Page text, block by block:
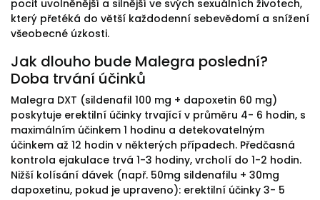
pocit uvolněnější a silnější ve svých sexuálních životech,
který přetéká do větší každodenní sebevědomí a snížení
všeobecné úzkosti.
Jak dlouho bude Malegra poslední?
Doba trvání účinků
Malegra DXT (sildenafil 100 mg + dapoxetin 60 mg)
poskytuje erektilní účinky trvající v průměru 4- 6 hodin, s
maximálním účinkem 1 hodinu a detekovatelným
účinkem až 12 hodin v některých případech. Předčasná
kontrola ejakulace trvá 1-3 hodiny, vrcholí do 1-2 hodin.
Nižší kolísání dávek (např. 50mg sildenafilu + 30mg
dapoxetinu, pokud je upraveno): erektilní účinky 3- 5